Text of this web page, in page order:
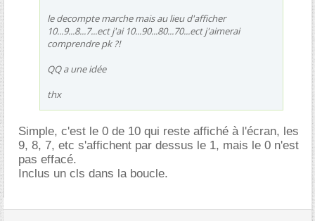
le decompte marche mais au lieu d'afficher
10...9...8...7...ect j'ai 10...90...80...70...ect j'aimerai
comprendre pk ?!
QQ a une idée
thx
Simple, c'est le 0 de 10 qui reste affiché à l'écran, les
9, 8, 7, etc s'affichent par dessus le 1, mais le 0 n'est
pas effacé.
Inclus un cls dans la boucle.